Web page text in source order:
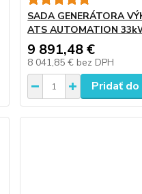
SADA GENERÁTORA
ATS AUTOMATION
9 891,48 €
8 041,85 € bez DPH
Pridať do